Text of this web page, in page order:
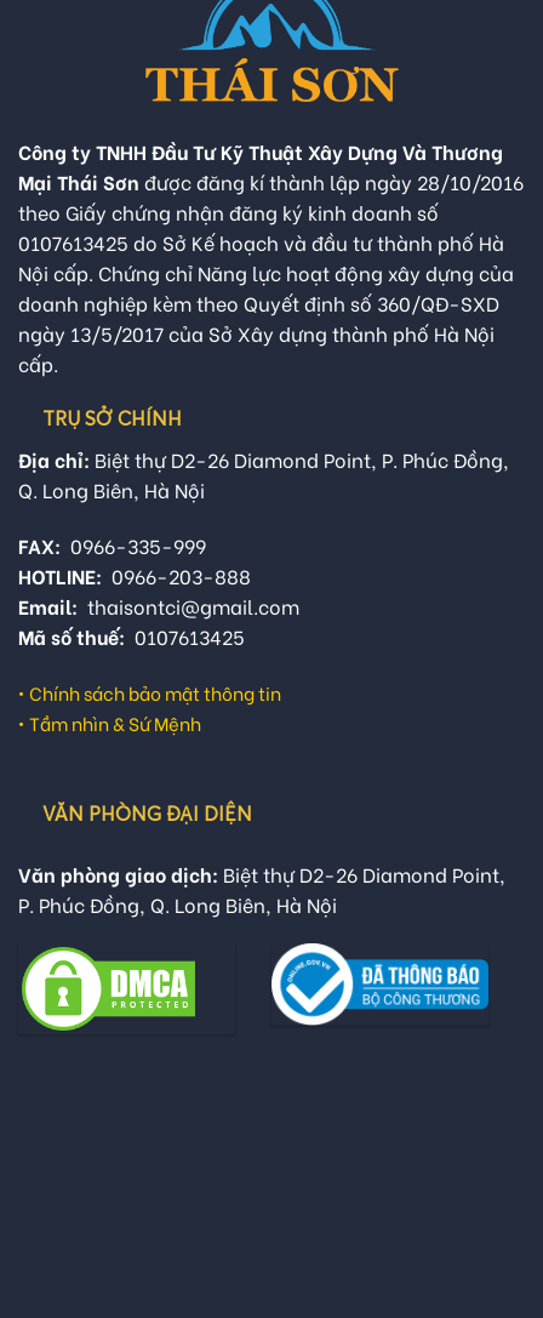
Công ty TNHH Đầu Tư Kỹ Thuật Xây Dựng Và Thương
Mại Thái Sơn được đăng kí thành lập ngày 28/10/2016
theo Giấy chứng nhận đăng ký kinh doanh số
0107613425 do Sở Kế hoạch và đầu tư thành phố Hà
Nội cấp. Chứng chỉ Năng lực hoạt động xây dựng của
doanh nghiệp kèm theo Quyết định số 360/QĐ-SXD
ngày 13/5/2017 của Sở Xây dựng thành phố Hà Nội
cấp.
TRỤ SỞ CHÍNH
Địa chỉ: Biệt thự D2-26 Diamond Point, P. Phúc Đồng,
Q. Long Biên, Hà Nội
FAX: 0966-335-999
HOTLINE: 0966-203-888
Email: thaisontci@gmail.com
Mã số thuế: 0107613425
• Chính sách bảo mật thông tin
• Tầm nhìn & Sứ Mệnh
VĂN PHÒNG ĐẠI DIỆN
Văn phòng giao dịch: Biệt thự D2-26 Diamond Point,
P. Phúc Đồng, Q. Long Biên, Hà Nội